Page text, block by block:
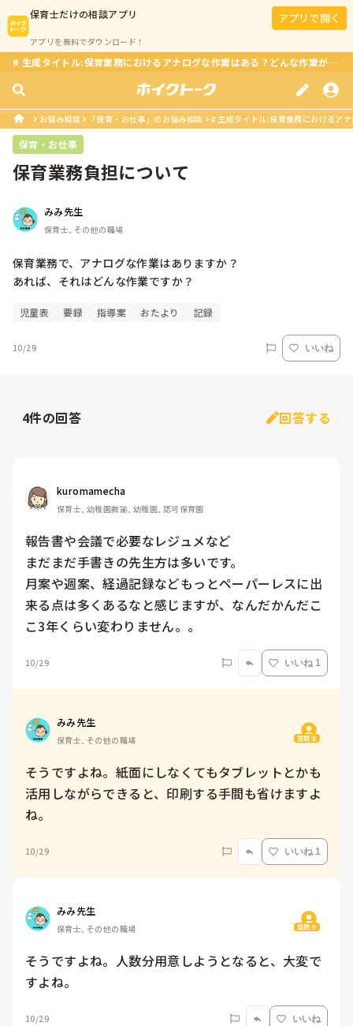
保育士だけの相談アプリ
アプリを無料でダウンロード！
アプリで開く
# 生成タイトル:保育業務におけるアナログな作業はある？どんな作業があるの？
お悩み相談 「保育・お仕事」のお悩み相談 # 生成タイトル:保育業務におけるア
保育・お仕事
保育業務負担について
みみ先生
保育士, その他の職場
保育業務で、アナログな作業はありますか？
あれば、それはどんな作業ですか？
児童表 要録 指導案 おたより 記録
10/29 いいね
4件の回答 回答する
kuromamecha
保育士, 幼稚園教諭, 幼稚園, 認可保育園
報告書や会議で必要なレジュメなど
まだまだ手書きの先生方は多いです。
月案や週案、経過記録などもっとペーパーレスに出
来る点は多くあるなと感じますが、なんだかんだこ
こ3年くらい変わりません。。
10/29 いいね 1
みみ先生
保育士, その他の職場 質問主
そうですよね。紙面にしなくてもタブレットとかも
活用しながらできると、印刷する手間も省けますよ
ね。
10/29 いいね 1
みみ先生
保育士, その他の職場 質問主
そうですよね。人数分用意しようとなると、大変で
すよね。
10/29 いいね